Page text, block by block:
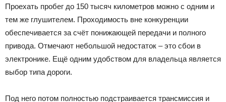
Проехать пробег до 150 тысяч километров можно с одним и
тем же глушителем. Проходимость вне конкуренции
обеспечивается за счёт понижающей передачи и полного
привода. Отмечают небольшой недостаток – это сбои в
электронике. Ещё одним удобством для владельца является
выбор типа дороги.
Под него потом полностью подстраивается трансмиссия и